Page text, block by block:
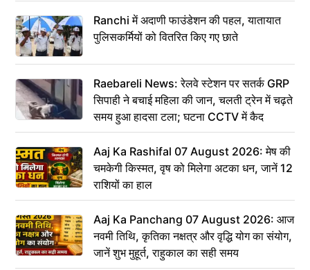
Ranchi में अदाणी फाउंडेशन की पहल, यातायात
पुलिसकर्मियों को वितरित किए गए छाते
Raebareli News: रेलवे स्टेशन पर सतर्क GRP
सिपाही ने बचाई महिला की जान, चलती ट्रेन में चढ़ते
समय हुआ हादसा टला; घटना CCTV में कैद
Aaj Ka Rashifal 07 August 2026: मेष की
चमकेगी किस्मत, वृष को मिलेगा अटका धन, जानें 12
राशियों का हाल
Aaj Ka Panchang 07 August 2026: आज
नवमी तिथि, कृतिका नक्षत्र और वृद्धि योग का संयोग,
जानें शुभ मुहूर्त, राहुकाल का सही समय